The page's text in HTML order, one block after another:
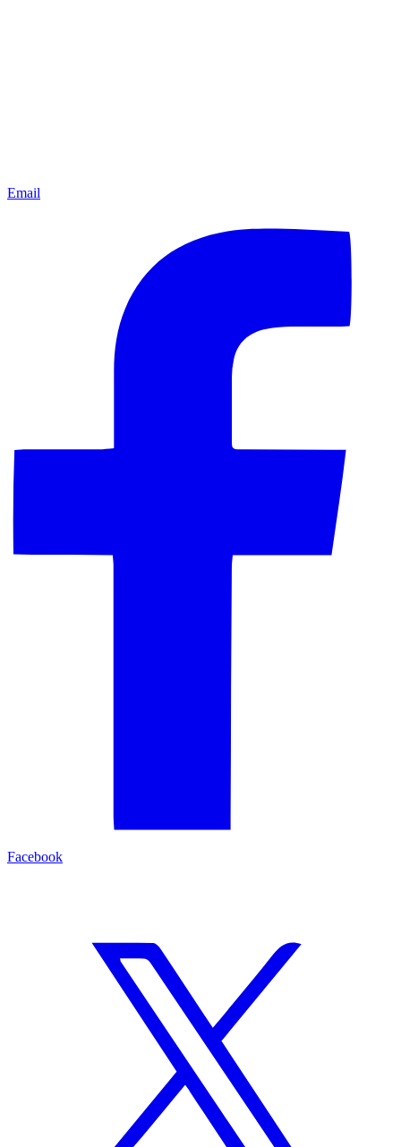
Email
Facebook